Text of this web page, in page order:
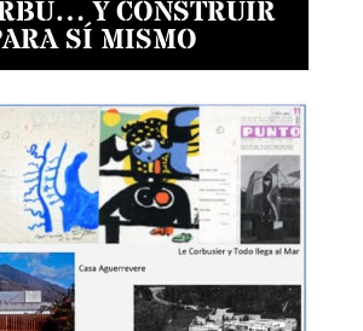
Y CONSTRUIR
SÍ MISMO